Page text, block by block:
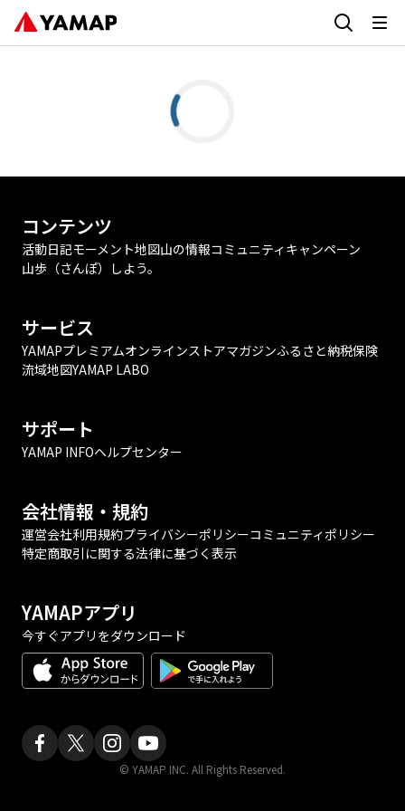
コンテンツ
活動日記モーメント地図山の情報コミュニティ キャンペーン
山歩（さんぽ）しよう。
サービス
YAMAPプレミアムオンラインストアマガジンふるさと納税保険
流域地図YAMAP LABO
サポート
YAMAP INFOヘルプセンター
会社情報・規約
運営会社利用規約プライバシーポリシーコミュニティポリシー
特定商取引に関する法律に基づく表示
YAMAPアプリ
今すぐアプリをダウンロード
© YAMAP INC. All Rights Reserved.